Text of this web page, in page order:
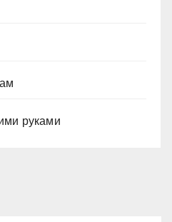
руками